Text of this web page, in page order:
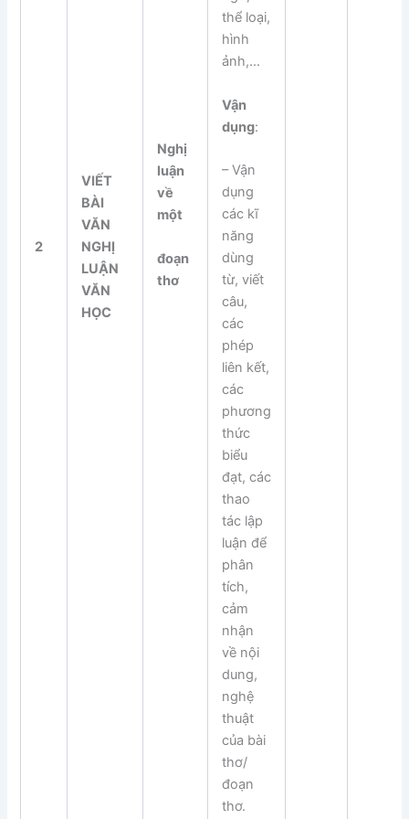
2
VIẾT
BÀI
VĂN
NGHỊ
LUẬN
VĂN
HỌC
Nghị
luận
về
một
đoạn
thơ
thể loại,
hình
ảnh,…
Vận
dụng:
– Vận
dụng
các kĩ
năng
dùng
từ, viết
câu,
các
phép
liên kết,
các
phương
thức
biểu
đạt, các
thao
tác lập
luận để
phân
tích,
cảm
nhận
về nội
dung,
nghệ
thuật
của bài
thơ/
đoạn
thơ.